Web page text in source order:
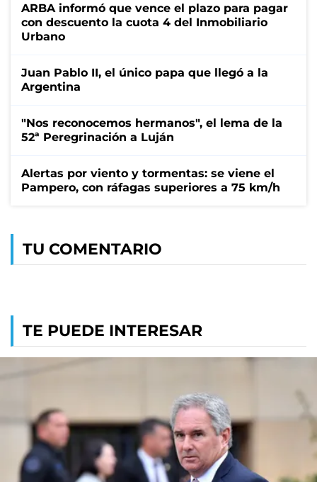
ARBA informó que vence el plazo para pagar
con descuento la cuota 4 del Inmobiliario
Urbano
Juan Pablo II, el único papa que llegó a la
Argentina
"Nos reconocemos hermanos", el lema de la
52ª Peregrinación a Luján
Alertas por viento y tormentas: se viene el
Pampero, con ráfagas superiores a 75 km/h
TU COMENTARIO
TE PUEDE INTERESAR